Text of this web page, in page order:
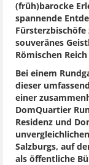
(früh)barocke
spannende
Fürsterzbischöfe
souveränes
Römischen
Bei einem
dieser
einer
DomQuartier
Residenz und
Salzburgs, auf
als öffentliche